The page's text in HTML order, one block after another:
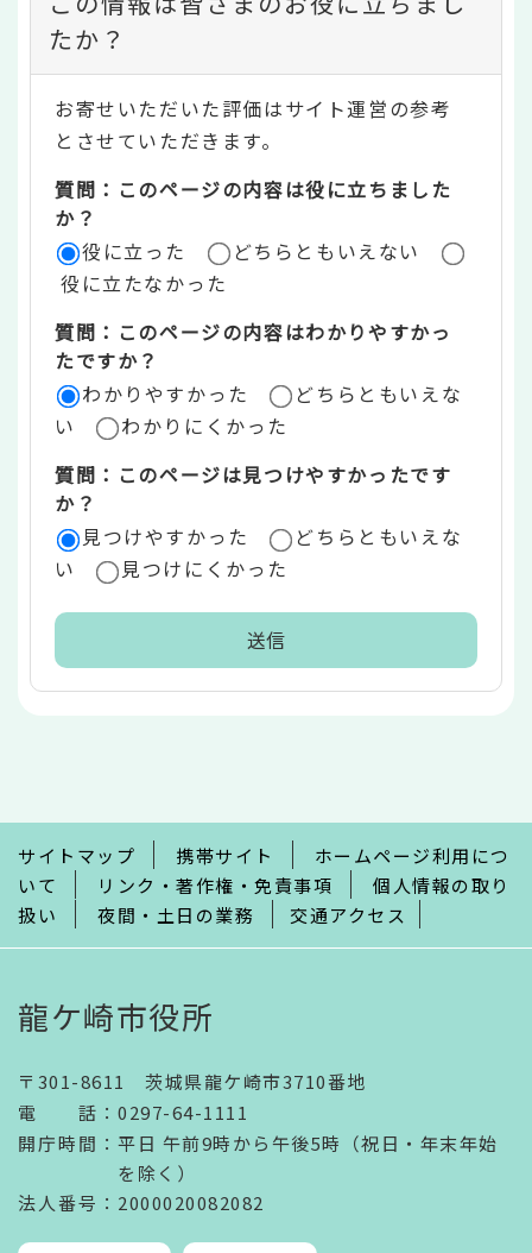
ン
テ
ン
ツ
評
価
リ
ア
たか？
お寄せいただいた評価はサイト運営の参考
とさせていただきます。
質問：このページの内容は役に立ちました
か？
役に立った
どちらともいえない
役に立たなかった
質問：このページの内容はわかりやすかっ
たですか？
わかりやすかった
どちらともいえな
い
わかりにくかった
質問：このページは見つけやすかったです
か？
見つけやすかった
どちらともいえな
い
見つけにくかった
で
サイトマップ 携帯サイト
ホームページ利用につ
いて
リンク・著作権・免責事項
個人情報の取り
扱い
夜間・土日の業務 交通アクセス
龍ケ崎市役所
〒301-8611 茨城県龍ケ崎市3710番地
電話 ： 0297-64-1111
開庁時間 ： 平日 午前9時から午後5時（祝日・年末年始
を除く）
法人番号 ：2000020082082